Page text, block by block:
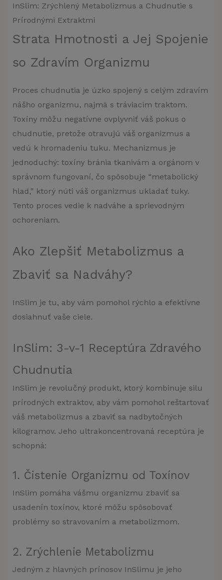
InSlim: Zrýchlený Metabolizmus a Chudnutie s
Prírodnými Extraktmi
Strata Hmotnosti a Jej Spojenie
so Zdravím Organizmu
Proces chudnutia je úzko spojený s celým zdravím
nášho organizmu, najmä s tráviacim traktom.
Toxíny môžu negatívne ovplyvniť váš pokus o
chudnutie, pretože otravujú váš organizmus a
vedú k hromadeniu tuku. Mechanizmus je
jednoduchý: toxíny bránia tkanivám a orgánom v
správnom fungovaní, čo spôsobuje “metabolický
hlad,” ktorý núti váš organizmus ukladať tuky.
Tento proces vedie k nadváhe a sprievodným
ochoreniam.
Ako Zlepšiť Metabolizmus a
Zbaviť sa Nadváhy?
InSlim je tu, aby vám pomohol rýchlo a efektívne
dosiahnuť vaše ciele.
InSlim: 3-v-1 Receptúra Zdravého
Chudnutia
InSlim je revolučný produkt, ktorý kombinuje silu
prírodných extraktov, aby vám pomohol reštartovať
váš metabolizmus a zbaviť sa nadbytočných
kilogramov. Jeho ultrakoncentrovaná receptúra je
schopná:
1. Čistenie Organizmu od Toxínov
InSlim pomáha vášmu organizmu zbaviť sa
usadenín toxínov, ktoré môžu spôsobovať
problémy so stravovaním a metabolizmom.
2. Zrýchlenie Metabolizmu
Jedným z hlavných prínosov InSlimu je jeho